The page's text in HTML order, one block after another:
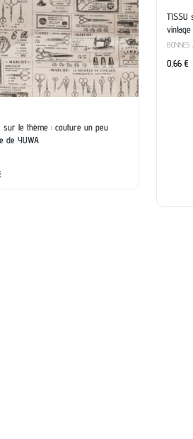
sur le thème : couture un peu
de YUWA
TISSU
BONNES
0,66 €